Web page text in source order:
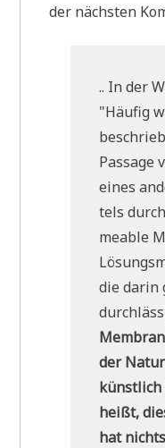
der näch­sten
.. In der
"Häu­fig
Pas­sa­ge
eines
tels
meable
die dar­in
der
künst­lich
heißt,
hat